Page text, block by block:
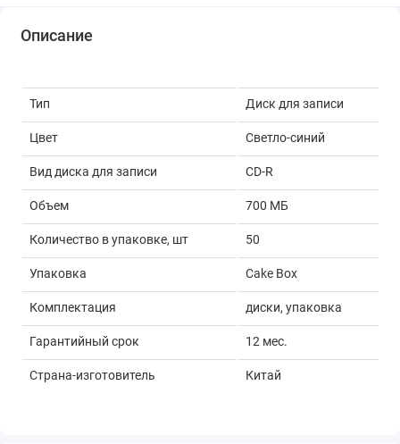
Описание
Тип Диск для записи
Цвет Светло-синий
Вид диска для записи CD-R
Объем 700 МБ
Количество в упаковке, шт 50
Упаковка Cake Box
Комплектация диски, упаковка
Гарантийный срок 12 мес.
Страна-изготовитель Китай